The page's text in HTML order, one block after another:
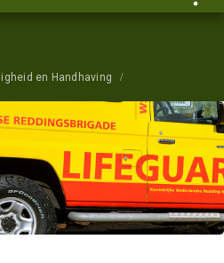
en Handhaving